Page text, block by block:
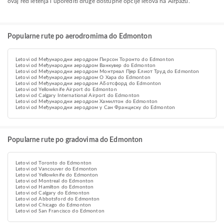
Popularne rute po aerodromima do Edmonton
Letovi od Међународни аеродром Пирсон Торонто do Edmonton
Letovi od Међународни аеродром Ванкувер do Edmonton
Letovi od Међународни аеродром Монтреал Пјер Елиот Труд do Edmonton
Letovi od Међународни аеродром О Хара do Edmonton
Letovi od Међународни аеродром Аботсфорд do Edmonton
Letovi od Yellowknife Airport do Edmonton
Letovi od Calgary International Airport do Edmonton
Letovi od Међународни аеродром Хамилтон do Edmonton
Letovi od Међународни аеродром у Сан Франциску do Edmonton
Popularne rute po gradovima do Edmonton
Letovi od Toronto do Edmonton
Letovi od Vancouver do Edmonton
Letovi od Yellowknife do Edmonton
Letovi od Montreal do Edmonton
Letovi od Hamilton do Edmonton
Letovi od Calgary do Edmonton
Letovi od Abbotsford do Edmonton
Letovi od Chicago do Edmonton
Letovi od San Francisco do Edmonton